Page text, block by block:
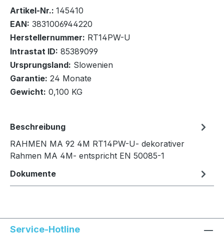
Bestand:4x
Sofort verfügbar, Lieferzeit: 1-2 Tage
In den Warenkorb
Artikel-Nr.: 145410
EAN: 3831006944220
Herstellernummer: RT14PW-U
Intrastat ID: 85389099
Ursprungsland: Slowenien
Garantie: 24 Monate
Gewicht: 0,100 KG
Beschreibung
RAHMEN MA 92 4M RT14PW-U- dekorativer
Rahmen MA 4M- entspricht EN 50085-1
Dokumente
Service-Hotline